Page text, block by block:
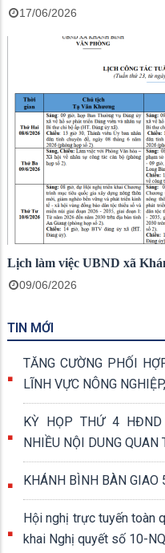
17/06/2026
Lịch làm việc UBND xã
09/06/2026
TIN MỚI
TĂNG CƯỜNG PHỐI
LĨNH VỰC NÔNG
KỲ HỌP THỨ 4 HĐND
NHIỀU NỘI DUNG QUAN
KHÁNH BÌNH BÀN GIAO
Hội nghị trực tuyến toàn
khai Nghị quyết số 10-